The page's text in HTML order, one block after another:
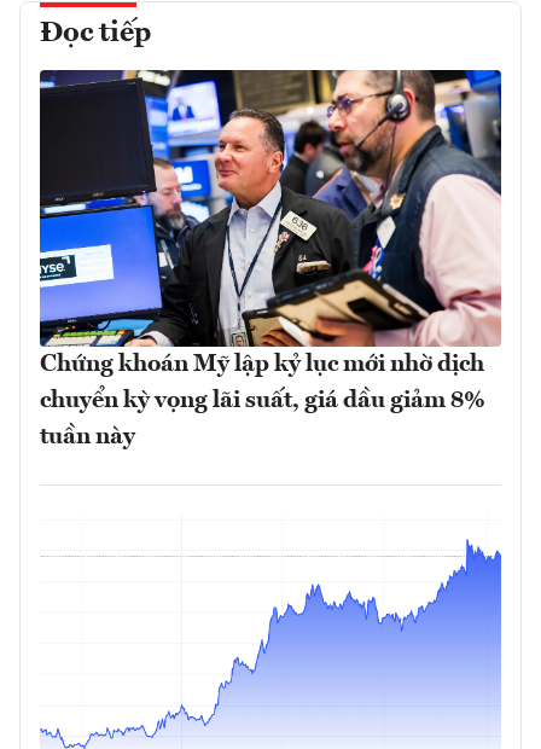
Đọc tiếp
Chứng khoán Mỹ lập kỷ lục mới nhờ dịch
chuyển kỳ vọng lãi suất, giá dầu giảm 8%
tuần này